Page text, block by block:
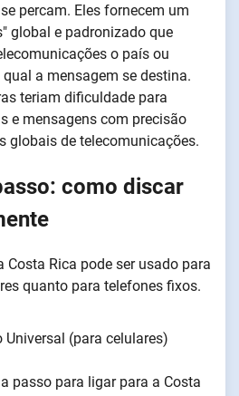
percam. Eles fornecem um
global e padronizado que
o país ou
a mensagem se destina.
teriam dificuldade para
e mensagens com precisão
globais de telecomunicações.
como discar
Costa Rica pode ser usado para
quanto para telefones fixos.
Universal (para celulares)
passo para ligar para a Costa